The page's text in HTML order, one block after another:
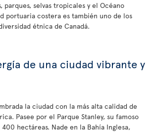
parques, selvas tropicales y el Océano
portuaria costera es también uno de los
étnica de Canadá.
de una ciudad vibrante y
la ciudad con la más alta calidad de
Pasee por el Parque Stanley, su famoso
hectáreas. Nade en la Bahía Inglesa,